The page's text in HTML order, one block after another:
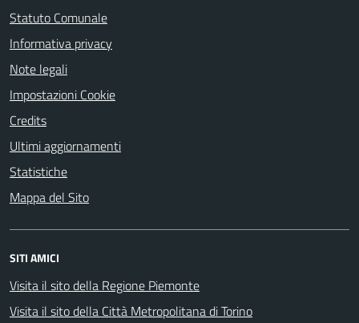
Statuto Comunale
Informativa privacy
Note legali
Impostazioni Cookie
Credits
Ultimi aggiornamenti
Statistiche
Mappa del Sito
SITI AMICI
Visita il sito della Regione Piemonte
Visita il sito della Città Metropolitana di Torino